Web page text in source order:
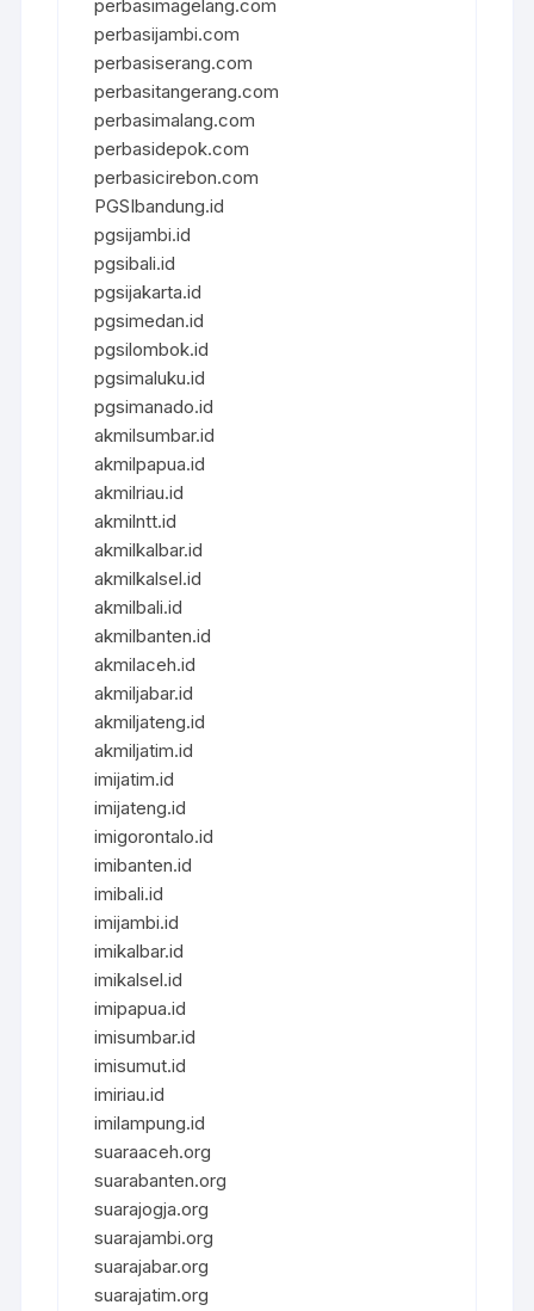
perbasimagelang.com
perbasijambi.com
perbasiserang.com
perbasitangerang.com
perbasimalang.com
perbasidepok.com
perbasicirebon.com
PGSIbandung.id
pgsijambi.id
pgsibali.id
pgsijakarta.id
pgsimedan.id
pgsilombok.id
pgsimaluku.id
pgsimanado.id
akmilsumbar.id
akmilpapua.id
akmilriau.id
akmilntt.id
akmilkalbar.id
akmilkalsel.id
akmilbali.id
akmilbanten.id
akmilaceh.id
akmiljabar.id
akmiljateng.id
akmiljatim.id
imijatim.id
imijateng.id
imigorontalo.id
imibanten.id
imibali.id
imijambi.id
imikalbar.id
imikalsel.id
imipapua.id
imisumbar.id
imisumut.id
imiriau.id
imilampung.id
suaraaceh.org
suarabanten.org
suarajogja.org
suarajambi.org
suarajabar.org
suarajatim.org